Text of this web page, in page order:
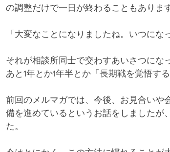
の調整だけで一日が終わることもあります
「大変なことになりましたね。いつにな
それが相談所同士で交わすあいさつにな
あと1年とか1年半とか「長期戦を覚悟す
前回のメルマガでは、今後、お見合いや
備を進めているというお話をしましたが
た。